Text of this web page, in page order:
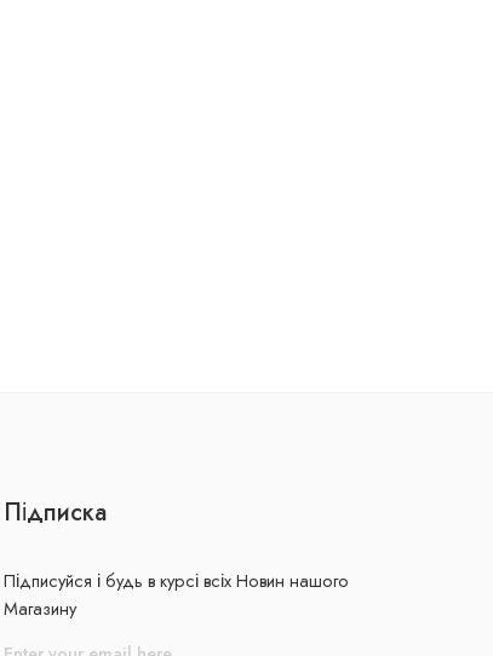
Підписка
Підписуйся і будь в курсі всіх Новин нашого
Магазину